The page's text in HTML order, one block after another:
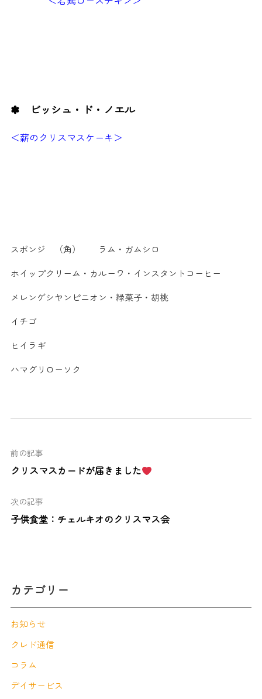
✽ ビッシュ・ド・ノエル
＜薪のクリスマスケーキ＞
スポンジ （角） ラム・ガムシロ
ホイップクリーム・カルーワ・インスタントコーヒー
メレンゲシヤンピニオン・緑菓子・胡桃
イチゴ
ヒイラギ
ハマグリローソク
前の記事
クリスマスカードが届きました
次の記事
子供食堂：チェルキオのクリスマス会
カテゴリー
お知らせ
クレド通信
コラム
デイサービス